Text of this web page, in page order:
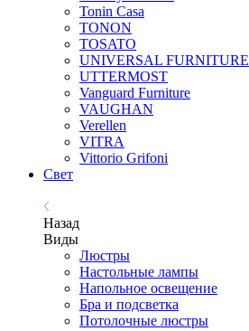
Tonin Casa
TONON
TOSATO
UNIVERSAL FURNITURE
UTTERMOST
Vanguard Furniture
VAUGHAN
Verellen
VITRA
Vittorio Grifoni
Свет
Назад
Виды
Люстры
Настольные лампы
Напольное освещение
Бра и подсветка
Потолочные люстры